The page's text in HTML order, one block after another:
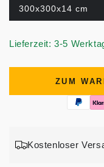
300x300x14 cm
Lieferzeit: 3-5
ZUM
Kostenloser